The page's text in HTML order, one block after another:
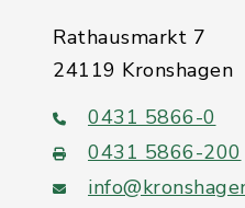
Rathausmarkt 7
24119 Kronshagen
0431 5866-0
0431 5866-200